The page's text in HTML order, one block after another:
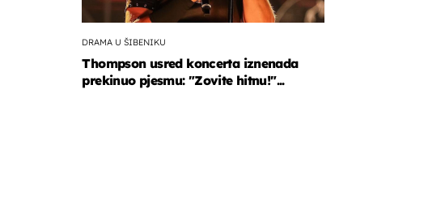
DRAMA U ŠIBENIKU
Thompson usred koncerta iznenada
prekinuo pjesmu: "Zovite hitnu!"...